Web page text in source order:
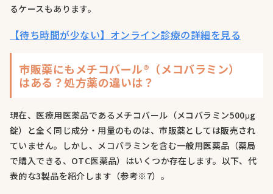
るケースもあります。
【待ち時間が少ない】オンライン診療の詳細を見る
市販薬にもメチコバール®（メコバラミン）
はある？処方薬の違いは？
現在、医療用医薬品であるメチコバール（メコバラミン500μg
錠）と全く同じ成分・用量のものは、市販薬としては販売され
ていません。しかし、メコバラミンを含む一般用医薬品（薬局
で購入できる、OTC医薬品）はいくつか存在します。以下、代
表的な3製品を紹介します（参考※7）。